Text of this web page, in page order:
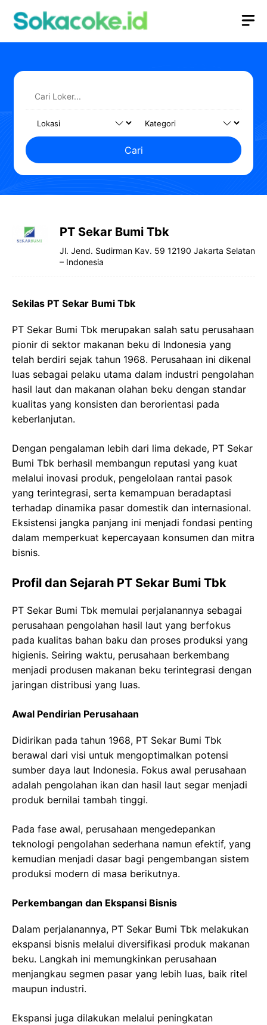
Cari
PT Sekar Bumi Tbk
Jl. Jend. Sudirman Kav. 59 12190 Jakarta Selatan
– Indonesia
Sekilas PT Sekar Bumi Tbk
PT Sekar Bumi Tbk merupakan salah satu perusahaan
pionir di sektor makanan beku di Indonesia yang
telah berdiri sejak tahun 1968. Perusahaan ini dikenal
luas sebagai pelaku utama dalam industri pengolahan
hasil laut dan makanan olahan beku dengan standar
kualitas yang konsisten dan berorientasi pada
keberlanjutan.
Dengan pengalaman lebih dari lima dekade, PT Sekar
Bumi Tbk berhasil membangun reputasi yang kuat
melalui inovasi produk, pengelolaan rantai pasok
yang terintegrasi, serta kemampuan beradaptasi
terhadap dinamika pasar domestik dan internasional.
Eksistensi jangka panjang ini menjadi fondasi penting
dalam memperkuat kepercayaan konsumen dan mitra
bisnis.
Profil dan Sejarah PT Sekar Bumi Tbk
PT Sekar Bumi Tbk memulai perjalanannya sebagai
perusahaan pengolahan hasil laut yang berfokus
pada kualitas bahan baku dan proses produksi yang
higienis. Seiring waktu, perusahaan berkembang
menjadi produsen makanan beku terintegrasi dengan
jaringan distribusi yang luas.
Awal Pendirian Perusahaan
Didirikan pada tahun 1968, PT Sekar Bumi Tbk
berawal dari visi untuk mengoptimalkan potensi
sumber daya laut Indonesia. Fokus awal perusahaan
adalah pengolahan ikan dan hasil laut segar menjadi
produk bernilai tambah tinggi.
Pada fase awal, perusahaan mengedepankan
teknologi pengolahan sederhana namun efektif, yang
kemudian menjadi dasar bagi pengembangan sistem
produksi modern di masa berikutnya.
Perkembangan dan Ekspansi Bisnis
Dalam perjalanannya, PT Sekar Bumi Tbk melakukan
ekspansi bisnis melalui diversifikasi produk makanan
beku. Langkah ini memungkinkan perusahaan
menjangkau segmen pasar yang lebih luas, baik ritel
maupun industri.
Ekspansi juga dilakukan melalui peningkatan